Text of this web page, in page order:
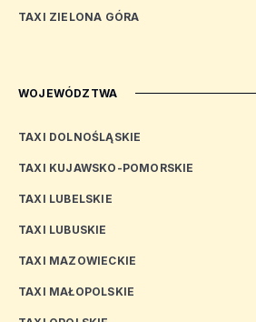
TAXI ZIELONA GÓRA
WOJEWÓDZTWA
TAXI DOLNOŚLĄSKIE
TAXI KUJAWSKO-POMORSKIE
TAXI LUBELSKIE
TAXI LUBUSKIE
TAXI MAZOWIECKIE
TAXI MAŁOPOLSKIE